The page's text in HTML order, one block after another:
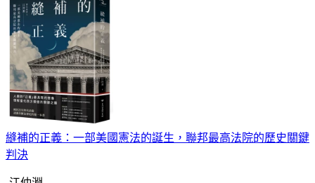
縫補的正義：一部美國憲法的誕生，聯邦最高法院的歷史關鍵
判決